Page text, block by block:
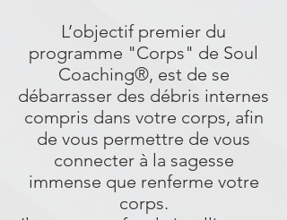
L’objectif premier du
programme "Corps" de Soul
Coaching®, est de se
débarrasser des débris internes
compris dans votre corps, afin
de vous permettre de vous
connecter à la sagesse
immense que renferme votre
corps.